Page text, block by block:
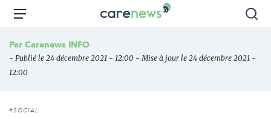
Aller
principal
Carenews,
des
Menu
Par Carenews INFO
- Publié le 24 décembre 2021 - 12:00 - Mise à jour le 24 décembre 2021 -
12:00
#SOCIAL